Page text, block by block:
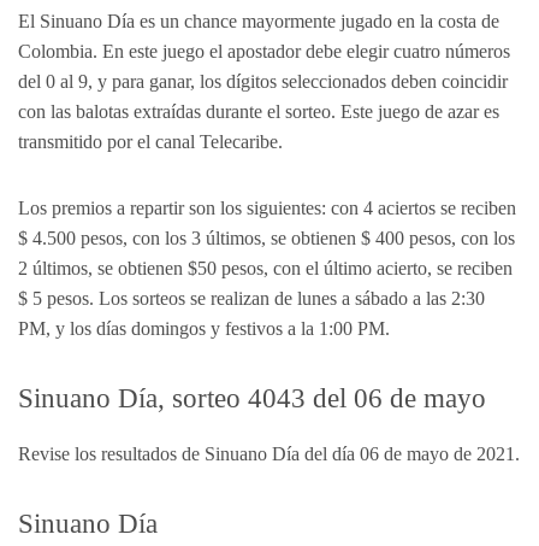
El Sinuano Día es un chance mayormente jugado en la costa de
Colombia. En este juego el apostador debe elegir cuatro números
del 0 al 9, y para ganar, los dígitos seleccionados deben coincidir
con las balotas extraídas durante el sorteo. Este juego de azar es
transmitido por el canal Telecaribe.
Los premios a repartir son los siguientes: con 4 aciertos se reciben
$ 4.500 pesos, con los 3 últimos, se obtienen $ 400 pesos, con los
2 últimos, se obtienen $50 pesos, con el último acierto, se reciben
$ 5 pesos. Los sorteos se realizan de lunes a sábado a las 2:30
PM, y los días domingos y festivos a la 1:00 PM.
Sinuano Día, sorteo 4043 del 06 de mayo
Revise los resultados de Sinuano Día del día 06 de mayo de 2021.
Sinuano Día